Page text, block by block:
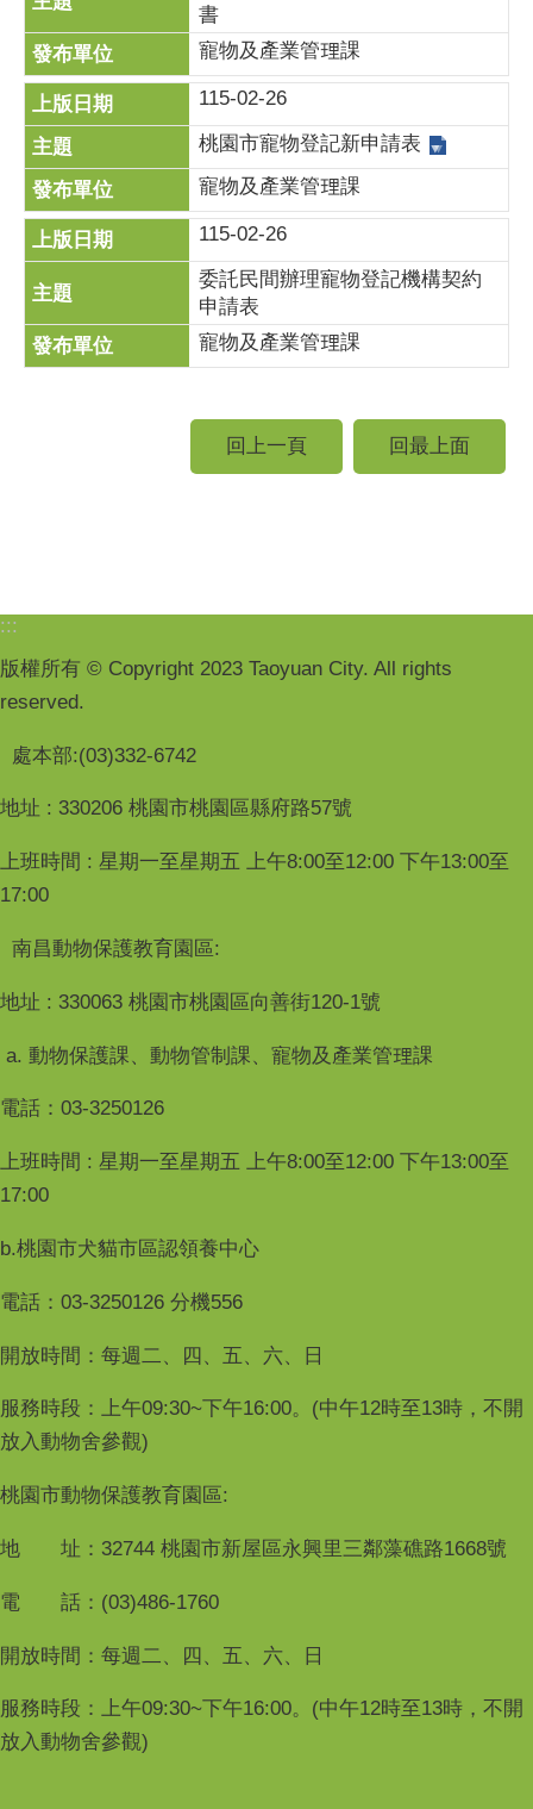
書
寵物及產業管理課
115-02-26
桃園市寵物登記新申請表
寵物及產業管理課
115-02-26
委託民間辦理寵物登記機構契約
申請表
寵物及產業管理課
回上一頁 回最上面
:::
版權所有 © Copyright 2023 Taoyuan City. All rights
reserved.
處本部:(03)332-6742
地址 : 330206 桃園市桃園區縣府路57號
上班時間 : 星期一至星期五 上午8:00至12:00 下午13:00至
17:00
南昌動物保護教育園區:
地址 : 330063 桃園市桃園區向善街120-1號
a. 動物保護課、動物管制課、寵物及產業管理課
電話：03-3250126
上班時間 : 星期一至星期五 上午8:00至12:00 下午13:00至
17:00
b.桃園市犬貓市區認領養中心
電話：03-3250126 分機556
開放時間：每週二、四、五、六、日
服務時段：上午09:30~下午16:00。(中午12時至13時，不開
放入動物舍參觀)
桃園市動物保護教育園區:
地 址：32744 桃園市新屋區永興里三鄰藻礁路1668號
電 話：(03)486-1760
開放時間：每週二、四、五、六、日
服務時段：上午09:30~下午16:00。(中午12時至13時，不開
放入動物舍參觀)